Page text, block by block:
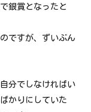
銀賞となったと
ですが、ずいぶん
分でしなければい
かりにしていた